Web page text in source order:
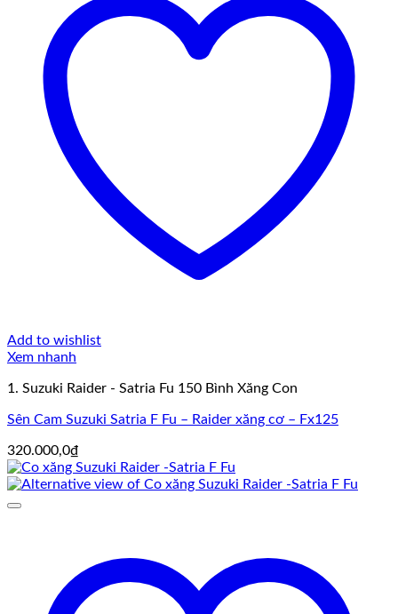
Add to wishlist
Xem nhanh
1. Suzuki Raider - Satria Fu 150 Bình Xăng Con
Sên Cam Suzuki Satria F Fu – Raider xăng cơ – Fx125
320.000,0₫